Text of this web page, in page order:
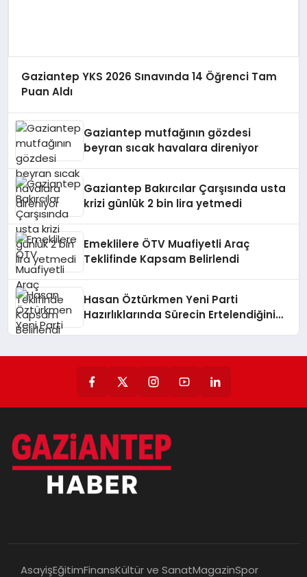
Gaziantep YKS 2026 Sınavında 14 Öğrenci Tam
Puan Aldı
Gaziantep mutfağının gözdesi
beyran sıcak havalara direniyor
Gaziantep Bakırcılar Çarşısında usta
krizi günlük 2 bin lira yetmedi
Emeklilere ÖTV Muafiyetli Araç
Teklifinde Kapsam Belirlendi
Hasan Öztürkmen Yeni Parti
Hazırlıklarında Sürecin Ertelendiğini
AsayişEğitimFinansKültür ve SanatMagazinSpor